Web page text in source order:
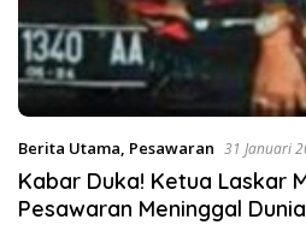
Berita Utama, Pesawaran 31 Januari
Kabar Duka! Ketua Laskar
Pesawaran Meninggal Dunia